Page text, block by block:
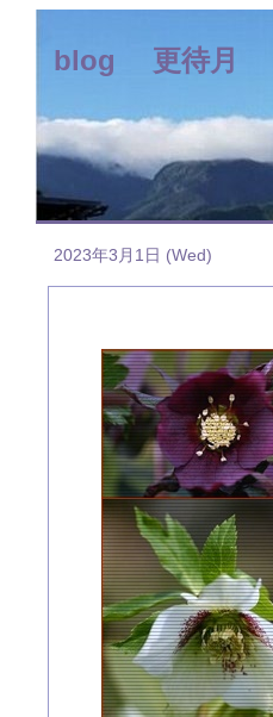
blog 更待月
2023年3月1日 (Wed)